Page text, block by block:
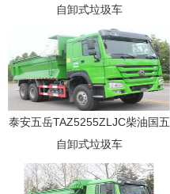
自卸式垃圾车
泰安五岳TAZ5255ZLJC柴油国五
自卸式垃圾车